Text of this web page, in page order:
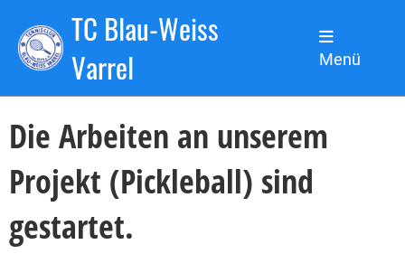
TC Blau-Weiss
Varrel
Menü
Zurück
, Sanchez de la Torre Nicolas
Die Arbeiten an unserem
Projekt (Pickleball) sind
gestartet.